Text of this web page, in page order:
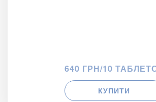
640 ГРН/10
КУПИТИ